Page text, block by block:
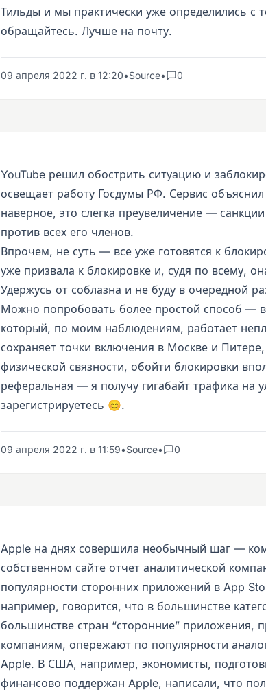
Тильды и мы практически уже определились с
обращайтесь. Лучше на почту.
09 апреля 2022 г. в 12:20•Source• 0
YouTube решил обострить ситуацию и
освещает работу Госдумы РФ. Сервис
наверное, это слегка преувеличение —
против всех его членов.
Впрочем, не суть — все уже готовятся к
уже призвала к блокировке и, судя по всему,
Удержусь от соблазна и не буду в очередной
Можно попробовать более простой способ —
который, по моим наблюдениям, работает
сохраняет точки включения в Москве и
физической связности, обойти блокировки
реферальная — я получу гигабайт трафика на
зарегистрируетесь 😊.
09 апреля 2022 г. в 11:59•Source• 0
Apple на днях совершила необычный шаг —
собственном сайте отчет аналитической
популярности сторонних приложений в App
например, говорится, что в большинстве
большинстве стран “сторонние” приложения,
компаниям, опережают по популярности
Apple. В США, например, экономисты,
финансово поддержан Apple, написали, что